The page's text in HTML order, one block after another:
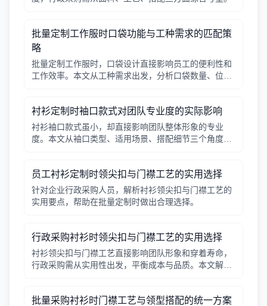
批量定制工作服时口袋功能与工种需求的匹配策
略
批量定制工作服时，口袋设计直接影响员工的便利性和
工作效率。本文从工种需求出发，分析口袋数量、位
衬衫定制时袖口款式对团队专业度的实际影响
衬衫袖口款式虽小，却直接影响团队整体形象的专业
度。本文从袖口类型、适用场景、搭配细节三个角度，
员工衬衫定制时领尖扣与门襟工艺的实用选择
针对企业行政采购人员，解析衬衫领尖扣与门襟工艺的
实用要点，帮助在批量定制时做出合理选择。
行政采购衬衫时领尖扣与门襟工艺的实用选择
衬衫领尖扣与门襟工艺直接影响团队形象和穿着寿命，
行政采购需从实用性出发，平衡成本与品质。本文解析
批量采购衬衫时门襟工艺与领型搭配的统一方案